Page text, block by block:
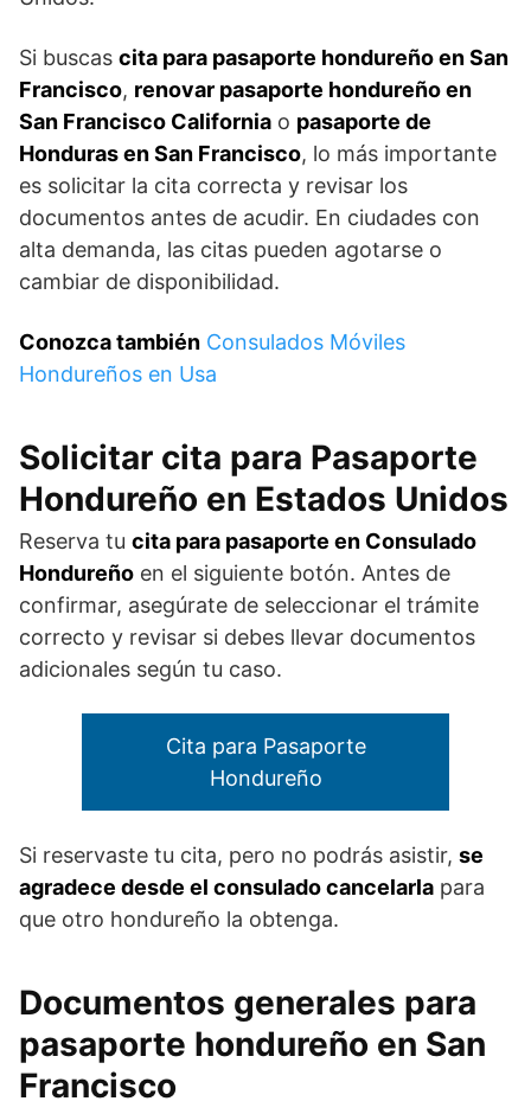
Si buscas cita para pasaporte hondureño en San
Francisco, renovar pasaporte hondureño en
San Francisco California o pasaporte de
Honduras en San Francisco, lo más importante
es solicitar la cita correcta y revisar los
documentos antes de acudir. En ciudades con
alta demanda, las citas pueden agotarse o
cambiar de disponibilidad.
Conozca también Consulados Móviles
Hondureños en Usa
Solicitar cita para Pasaporte
Hondureño en Estados Unidos
Reserva tu cita para pasaporte en Consulado
Hondureño en el siguiente botón. Antes de
confirmar, asegúrate de seleccionar el trámite
correcto y revisar si debes llevar documentos
adicionales según tu caso.
Cita para Pasaporte
Hondureño
Si reservaste tu cita, pero no podrás asistir, se
agradece desde el consulado cancelarla para
que otro hondureño la obtenga.
Documentos generales para
pasaporte hondureño en San
Francisco